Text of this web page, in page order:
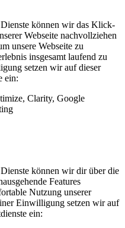
können wir das Klick-
Webseite nachvollziehen
unsere Webseite zu
insgesamt laufend zu
setzen wir auf dieser
ein:
Clarity, Google
können wir dir über die
Features
Nutzung unserer
Einwilligung setzen wir auf
ein: